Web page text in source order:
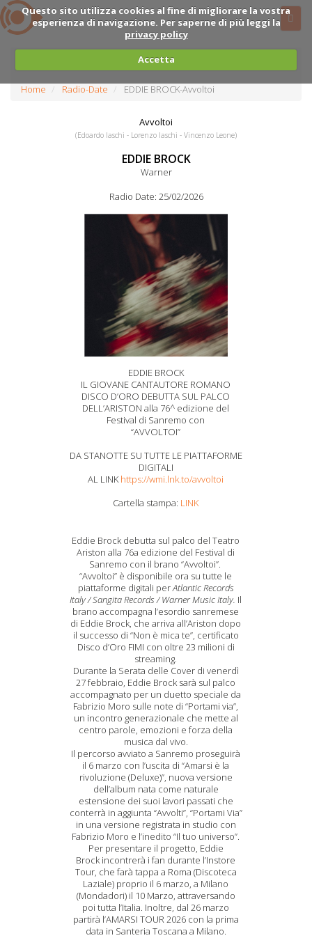
Questo sito utilizza cookies al fine di migliorare la vostra
esperienza di navigazione. Per saperne di più leggi la
privacy policy
Accetta
Home Radio-Date EDDIE BROCK-Avvoltoi
Avvoltoi
(Edoardo Iaschi - Lorenzo Iaschi - Vincenzo Leone)
EDDIE BROCK
Warner
Radio Date: 25/02/2026
EDDIE BROCK
IL GIOVANE CANTAUTORE ROMANO
DISCO D’ORO DEBUTTA SUL PALCO
DELL’ARISTON alla 76^ edizione del
Festival di Sanremo con
“AVVOLTOI”
DA STANOTTE SU TUTTE LE PIATTAFORME
DIGITALI
AL LINKhttps://wmi.lnk.to/avvoltoi
Cartella stampa: LINK
Eddie Brock debutta sul palco del Teatro
Ariston alla 76a edizione del Festival di
Sanremo con il brano “Avvoltoi”.
“Avvoltoi” è disponibile ora su tutte le
piattaforme digitali perAtlantic Records
Italy / Sangita Records / Warner Music Italy. Il
brano accompagna l’esordio sanremese
di Eddie Brock, che arriva all’Ariston dopo
il successo di “Non è mica te”, certificato
Disco d’Oro FIMI con oltre 23 milioni di
streaming.
Durante la Serata delle Cover di venerdì
27 febbraio, Eddie Brock sarà sul palco
accompagnato per un duetto speciale da
Fabrizio Moro sulle note di “Portami via”,
un incontro generazionale che mette al
centro parole, emozioni e forza della
musica dal vivo.
Il percorso avviato a Sanremo proseguirà
il 6 marzo con l’uscita di “Amarsi è la
rivoluzione (Deluxe)”, nuova versione
dell’album nata come naturale
estensione dei suoi lavori passati che
conterrà in aggiunta “Avvolti”, “Portami Via”
in una versione registrata in studio con
Fabrizio Moro e l’inedito “Il tuo universo”.
Per presentare il progetto, Eddie
Brock incontrerà i fan durante l’Instore
Tour, che farà tappa a Roma (Discoteca
Laziale) proprio il 6 marzo, a Milano
(Mondadori) il 10 Marzo, attraversando
poi tutta l’Italia. Inoltre, dal 26 marzo
partirà l’AMARSI TOUR 2026 con la prima
data in Santeria Toscana a Milano.